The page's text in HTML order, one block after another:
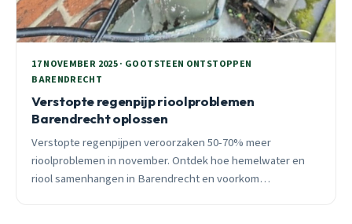
17 NOVEMBER 2025 · GOOTSTEEN ONTSTOPPEN
BARENDRECHT
Verstopte regenpijp rioolproblemen
Barendrecht oplossen
Verstopte regenpijpen veroorzaken 50-70% meer
rioolproblemen in november. Ontdek hoe hemelwater en
riool samenhangen in Barendrecht en voorkom